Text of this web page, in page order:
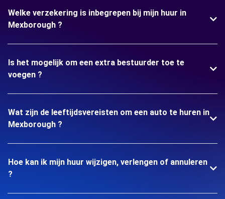
Welke verzekering is inbegrepen bij mijn huur in
Mexborough ?
Is het mogelijk om een extra bestuurder toe te
voegen ?
Wat zijn de leeftijdsvereisten om een auto te huren in
Mexborough ?
Hoe kan ik mijn huur wijzigen, verlengen of annuleren
?